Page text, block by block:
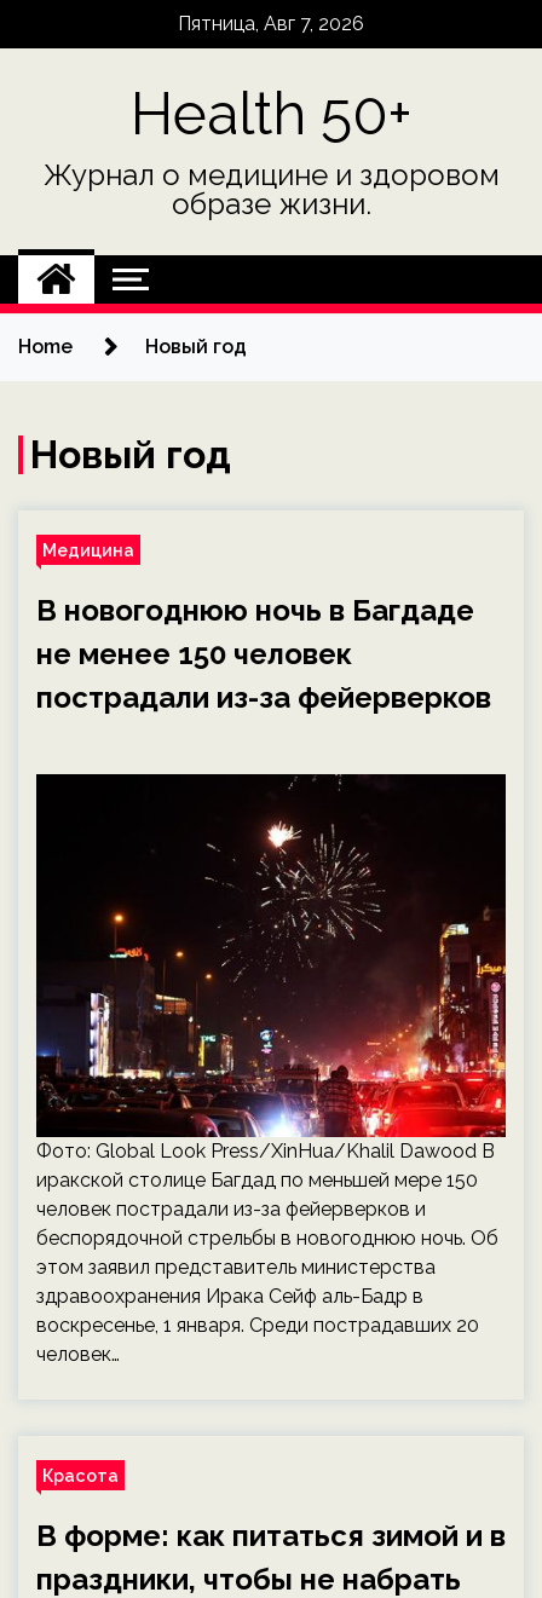
Пятница, Авг 7, 2026
Health 50+
Журнал о медицине и здоровом
образе жизни.
Home Новый год
Новый год
Медицина
В новогоднюю ночь в Багдаде
не менее 150 человек
пострадали из-за фейерверков
Фото: Global Look Press/XinHua/Khalil Dawood В
иракской столице Багдад по меньшей мере 150
человек пострадали из-за фейерверков и
беспорядочной стрельбы в новогоднюю ночь. Об
этом заявил представитель министерства
здравоохранения Ирака Сейф аль-Бадр в
воскресенье, 1 января. Среди пострадавших 20
человек…
Красота
В форме: как питаться зимой и в
праздники, чтобы не набрать